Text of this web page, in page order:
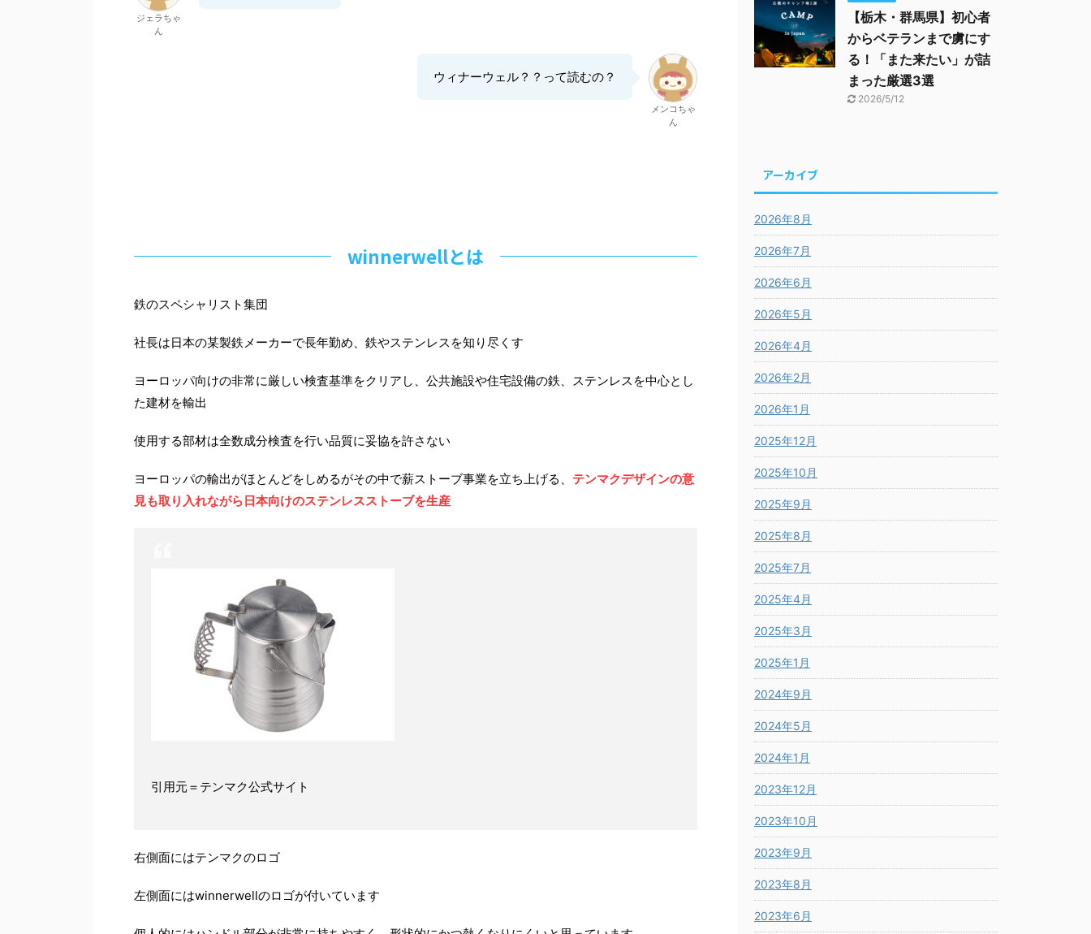
ジェラちゃ
ん
ウィナーウェル？？って読むの？
メンコちゃ
ん
winnerwellとは
鉄のスペシャリスト集団
社長は日本の某製鉄メーカーで長年勤め、鉄やステンレスを知り尽くす
ヨーロッパ向けの非常に厳しい検査基準をクリアし、公共施設や住宅設備の鉄、ステンレスを中心とし
た建材を輸出
使用する部材は全数成分検査を行い品質に妥協を許さない
ヨーロッパの輸出がほとんどをしめるがその中で薪ストーブ事業を立ち上げる、 テンマクデザインの意
見も取り入れながら日本向けのステンレスストーブを生産
引用元＝テンマク公式サイト
右側面にはテンマクのロゴ
左側面にはwinnerwellのロゴが付いています
【栃木・群馬県】初心者
からベテランまで虜にす
る！「また来たい」が詰
まった厳選3選
2026/5/12
アーカイブ
2026年8月
2026年7月
2026年6月
2026年5月
2026年4月
2026年2月
2026年1月
2025年12月
2025年10月
2025年9月
2025年8月
2025年7月
2025年4月
2025年3月
2025年1月
2024年9月
2024年5月
2024年1月
2023年12月
2023年10月
2023年9月
2023年8月
2023年6月